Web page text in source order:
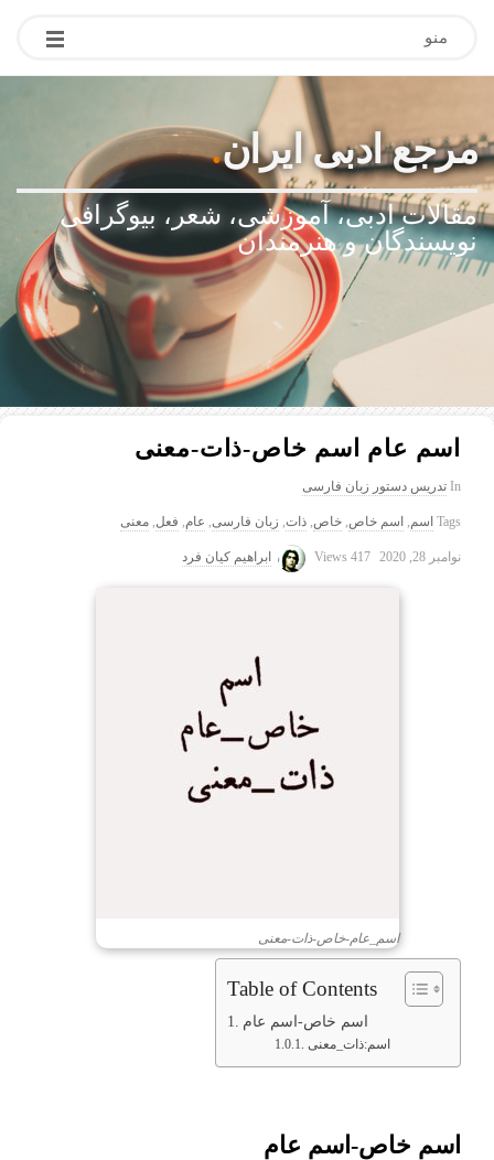
منو
مرجع ادبی ایران.
مقالات ادبی، آموزشی، شعر، بیوگرافی
نویسندگان و هنرمندان
اسم عام اسم خاص-ذات-معنی
In تدریس دستور زبان فارسی
Tags اسم, اسم خاص, خاص, ذات, زبان فارسی, عام, فعل, معنی
نوامبر 28, 2020 417 Views ابراهیم کیان فرد
اسم_عام-خاص-ذات-معنی
Table of Contents
اسم خاص-اسم عام
اسم:ذات_معنی
اسم خاص-اسم عام